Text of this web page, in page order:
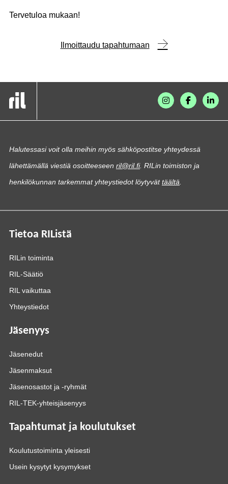
Tervetuloa mukaan!
Ilmoittaudu tapahtumaan
Halutessasi voit olla meihin myös sähköpostitse yhteydessä
lähettämällä viestiä osoitteeseen ril@ril.fi. RILin toimiston ja
henkilökunnan tarkemmat yhteystiedot löytyvättäältä
Tietoa RIListä
RILin toiminta
RIL-Säätiö
RIL vaikuttaa
Yhteystiedot
Jäsenyys
Jäsenedut
Jäsenmaksut
Jäsenosastot ja -ryhmät
RIL-TEK-yhteisjäsenyys
Tapahtumat ja koulutukset
Koulutustoiminta yleisesti
Usein kysytyt kysymykset